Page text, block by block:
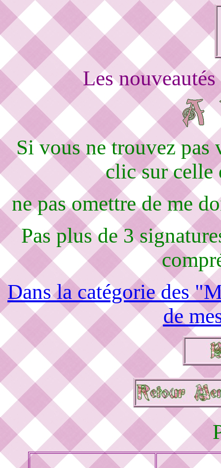
Les
Si vous ne trouvez pas
clic sur celle
ne pas omettre de me
Pas plus de 3
Dans la catégorie des
de